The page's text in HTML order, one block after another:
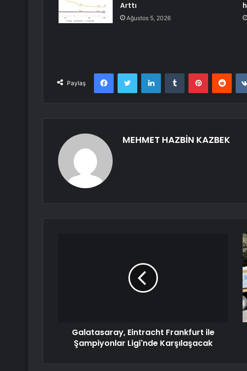
Arttı
Ağustos 5, 2026
Paylaş
FacebookTwitter LinkedInTumblr Pinterest
MEHMET HAZBİN KAZBEK
Galatasaray, Eintracht Frankfurt ile
Şampiyonlar Ligi'nde Karşılaşacak